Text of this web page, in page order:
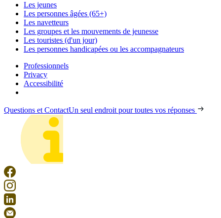
Les jeunes
Les personnes âgées (65+)
Les navetteurs
Les groupes et les mouvements de jeunesse
Les touristes (d'un jour)
Les personnes handicapées ou les accompagnateurs
Professionnels
Privacy
Accessibilité
Questions et ContactUn seul endroit pour toutes vos réponses